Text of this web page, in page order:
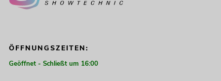
ÖFFNUNGSZEITEN:
Geöffnet - Schließt um 16:00